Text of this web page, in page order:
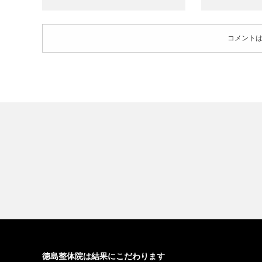
コメント
徳島整体院は結果にこだわります